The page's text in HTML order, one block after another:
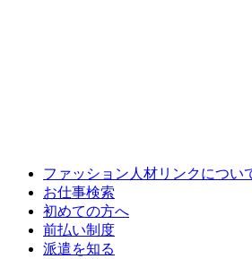
ファッション人材リンクについ
お仕事検索
初めての方へ
前払い制度
派遣を知る